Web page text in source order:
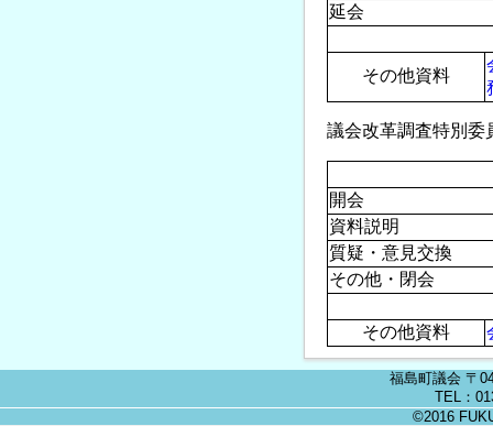
延会
その他資料
議会改革調査特別委
開会
資料説明
質疑・意見交換
その他・閉会
その他資料
福島町議会 〒
TEL：
©2016